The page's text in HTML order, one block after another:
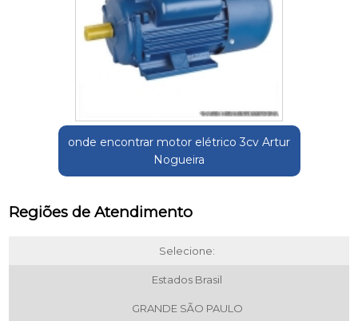
onde encontrar motor elétrico 3cv Artur
Nogueira
Regiões de Atendimento
Selecione:
Estados Brasil
GRANDE SÃO PAULO